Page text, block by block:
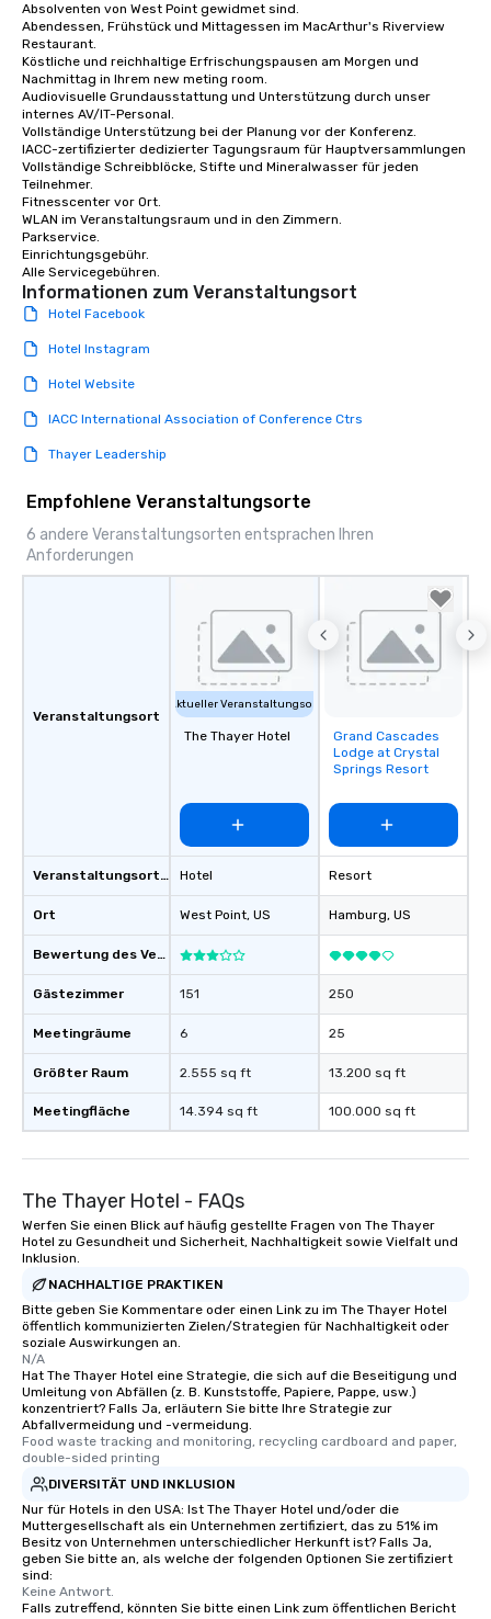
Absolventen von West Point gewidmet sind.
Abendessen, Frühstück und Mittagessen im MacArthur's Riverview
Restaurant.
Köstliche und reichhaltige Erfrischungspausen am Morgen und
Nachmittag in Ihrem new meting room.
Audiovisuelle Grundausstattung und Unterstützung durch unser
internes AV/IT-Personal.
Vollständige Unterstützung bei der Planung vor der Konferenz.
IACC-zertifizierter dedizierter Tagungsraum für Hauptversammlungen
Vollständige Schreibblöcke, Stifte und Mineralwasser für jeden
Teilnehmer.
Fitnesscenter vor Ort.
WLAN im Veranstaltungsraum und in den Zimmern.
Parkservice.
Einrichtungsgebühr.
Alle Servicegebühren.
Informationen zum Veranstaltungsort
Hotel Facebook
Hotel Instagram
Hotel Website
IACC International Association of Conference Ctrs
Thayer Leadership
Empfohlene Veranstaltungsorte
6 andere Veranstaltungsorten entsprachen Ihren
Anforderungen
Veranstaltungsort
Veranstaltungsortstyp
Ort
Bewertung des Veranstaltungsortes
Gästezimmer
Meetingräume
Größter Raum
Meetingfläche
Aktueller Veranstaltungsort
The Thayer Hotel
Hotel
West Point, US
151
6
2.555 sq ft
14.394 sq ft
Removed from
favorites
Grand Cascades
Lodge at Crystal
Springs Resort
Resort
Hamburg, US
250
25
13.200 sq ft
100.000 sq ft
The Thayer Hotel - FAQs
Werfen Sie einen Blick auf häufig gestellte Fragen von The Thayer
Hotel zu Gesundheit und Sicherheit, Nachhaltigkeit sowie Vielfalt und
Inklusion.
NACHHALTIGE PRAKTIKEN
Bitte geben Sie Kommentare oder einen Link zu im The Thayer Hotel
öffentlich kommunizierten Zielen/Strategien für Nachhaltigkeit oder
soziale Auswirkungen an.
N/A
Hat The Thayer Hotel eine Strategie, die sich auf die Beseitigung und
Umleitung von Abfällen (z. B. Kunststoffe, Papiere, Pappe, usw.)
konzentriert? Falls Ja, erläutern Sie bitte Ihre Strategie zur
Abfallvermeidung und -vermeidung.
Food waste tracking and monitoring, recycling cardboard and paper,
double-sided printing
DIVERSITÄT UND INKLUSION
Nur für Hotels in den USA: Ist The Thayer Hotel und/oder die
Muttergesellschaft als ein Unternehmen zertifiziert, das zu 51% im
Besitz von Unternehmen unterschiedlicher Herkunft ist? Falls Ja,
geben Sie bitte an, als welche der folgenden Optionen Sie zertifiziert
sind:
Keine Antwort.
Falls zutreffend, könnten Sie bitte einen Link zum öffentlichen Bericht